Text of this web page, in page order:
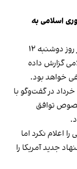
اسلامی به
پیش‌تر شبکه سی‌ان‌ان و خبرگزاری رویترز در روز دوشنبه ۱۲
گزارش داده
خواهد بود.
یک مقام ارشد جمهوری اسلامی دوشنبه ۱۲ خرداد در گفت‌وگو با
توافق
اعلام نکرد اما
جدید آمریکا را